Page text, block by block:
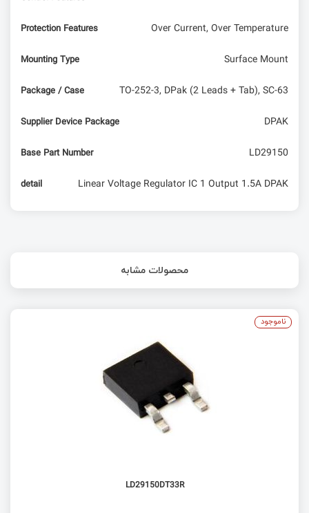
Protection Features Over Current, Over Temperature
Mounting Type Surface Mount
Package / Case TO-252-3, DPak (2 Leads + Tab), SC-63
Supplier Device Package DPAK
Base Part Number LD29150
detail Linear Voltage Regulator IC 1 Output 1.5A DPAK
محصولات مشابه
LD29150DT33R
ناموجود